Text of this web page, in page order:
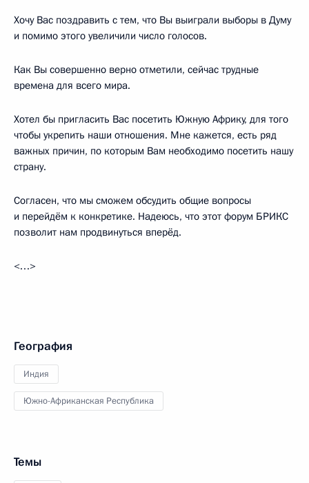
Хочу Вас поздравить с тем, что Вы выиграли выборы в Думу
и помимо этого увеличили число голосов.
Как Вы совершенно верно отметили, сейчас трудные
времена для всего мира.
Хотел бы пригласить Вас посетить Южную Африку, для того
чтобы укрепить наши отношения. Мне кажется, есть ряд
важных причин, по которым Вам необходимо посетить нашу
страну.
Согласен, что мы сможем обсудить общие вопросы
и перейдём к конкретике. Надеюсь, что этот форум БРИКС
позволит нам продвинуться вперёд.
<…>
География
Индия
Южно-Африканская Республика
Темы